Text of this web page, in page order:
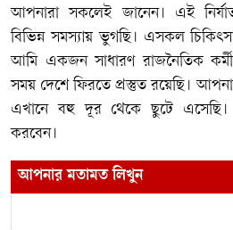
আপনারা সকলেই জানেন। এই
বিভিন্ন সমস্যায় ভুগছি। এসকল
আমি একজন সাধারণ রাজনৈতিক
সময় দেশে ফিরতে প্রস্তুত রয়েছি।
এখানে বহু দূর থেকে ছুটে
করবেন।
আপনার মতামত লিখুন